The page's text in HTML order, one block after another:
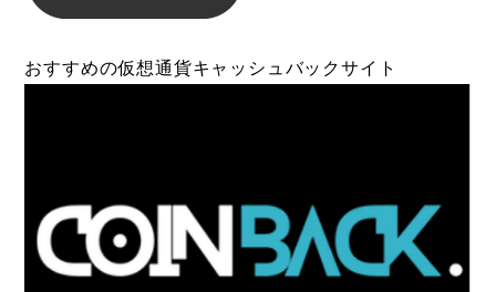
おすすめの仮想通貨キャッシュバックサイト